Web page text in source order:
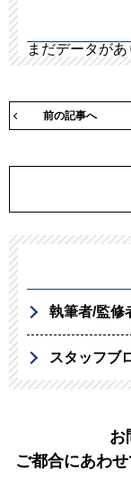
まだデータがあ
前の記事へ
執筆者/監修
スタッフブ
お
ご都合にあわ